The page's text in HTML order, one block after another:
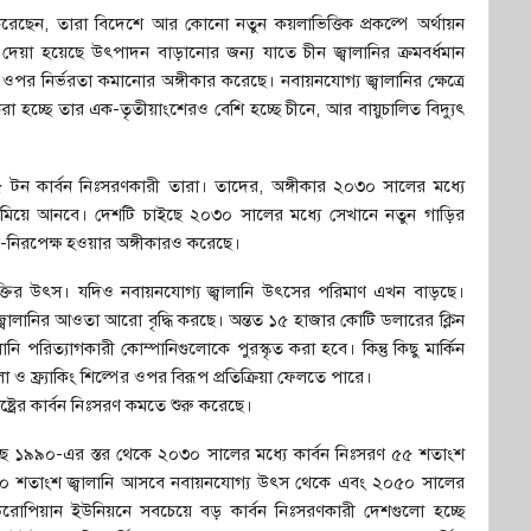
তারা বিদেশে আর কোনো নতুন কয়লাভিত্তিক প্রকল্পে অর্থায়ন
হয়েছে উৎপাদন বাড়ানোর জন্য যাতে চীন জ্বালানির ক্রমবর্ধমান
নির্ভরতা কমানোর অঙ্গীকার করেছে। নবায়নযোগ্য জ্বালানির ক্ষেত্রে
হচ্ছে তার এক-তৃতীয়াংশেরও বেশি হচ্ছে চীনে, আর বায়ুচালিত বিদ্যুৎ
টন কার্বন নিঃসরণকারী তারা। তাদের, অঙ্গীকার ২০৩০ সালের মধ্যে
আনবে। দেশটি চাইছে ২০৩০ সালের মধ্যে সেখানে নতুন গাড়ির
হওয়ার অঙ্গীকারও করেছে।
উৎস। যদিও নবায়নযোগ্য জ্বালানি উৎসের পরিমাণ এখন বাড়ছে।
আওতা আরো বৃদ্ধি করছে। অন্তত ১৫ হাজার কোটি ডলারের ক্লিন
পরিত্যাগকারী কোম্পানিগুলোকে পুরস্কৃত করা হবে। কিন্তু কিছু মার্কিন
ও ফ্র্যাকিং শিল্পের ওপর বিরূপ প্রতিক্রিয়া ফেলতে পারে।
কার্বন নিঃসরণ কমতে শুরু করেছে।
১৯৯০-এর স্তর থেকে ২০৩০ সালের মধ্যে কার্বন নিঃসরণ ৫৫ শতাংশ
শতাংশ জ্বালানি আসবে নবায়নযোগ্য উৎস থেকে এবং ২০৫০ সালের
ইউনিয়নে সবচেয়ে বড় কার্বন নিঃসরণকারী দেশগুলো হচ্ছে